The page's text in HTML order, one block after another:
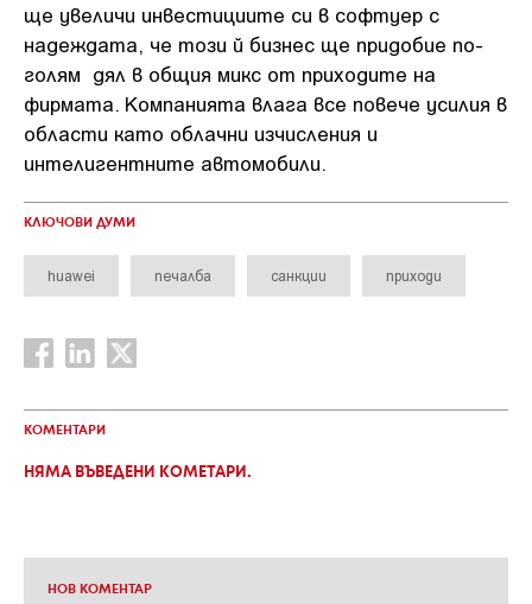
ще увеличи инвестициите си в софтуер с
надеждата, че този й бизнес ще придобие по-
голям дял в общия микс от приходите на
фирмата. Компанията влага все повече усилия в
области като облачни изчисления и
интелигентните автомобили.
КЛЮЧОВИ ДУМИ
huawei печалба санкции приходи
КОМЕНТАРИ
НЯМА ВЪВЕДЕНИ КОМЕТАРИ.
НОВ КОМЕНТАР